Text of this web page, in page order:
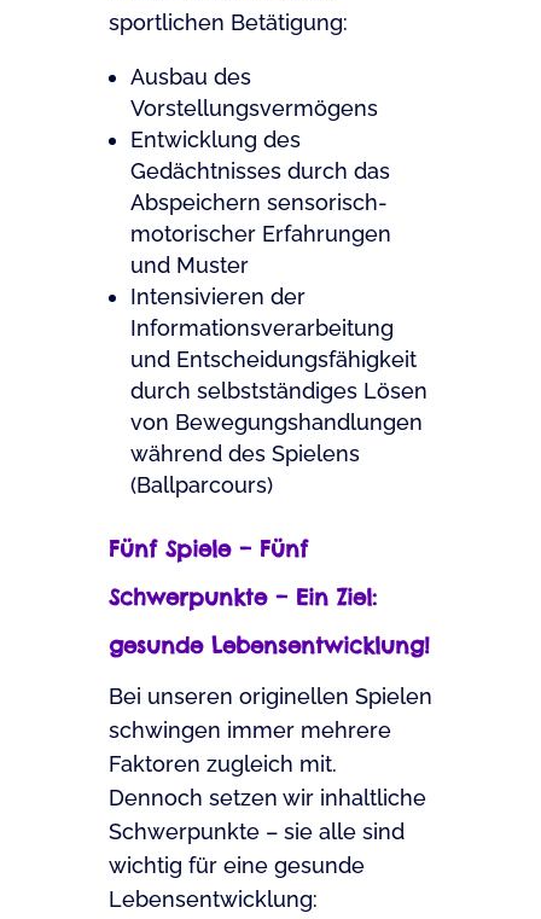
sportlichen Betätigung:
Ausbau des
Vorstellungsvermögens
Entwicklung des
Gedächtnisses durch das
Abspeichern sensorisch-
motorischer Erfahrungen
und Muster
Intensivieren der
Informationsverarbeitung
und Entscheidungsfähigkeit
durch selbstständiges Lösen
von Bewegungshandlungen
während des Spielens
(Ballparcours)
Fünf Spiele – Fünf
Schwerpunkte – Ein Ziel:
gesunde Lebensentwicklung!
Bei unseren originellen Spielen
schwingen immer mehrere
Faktoren zugleich mit.
Dennoch setzen wir inhaltliche
Schwerpunkte – sie alle sind
wichtig für eine gesunde
Lebensentwicklung: